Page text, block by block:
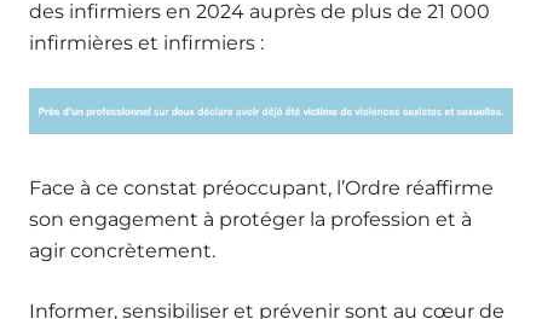
des infirmiers en 2024 auprès de plus de 21 000
infirmières et infirmiers :
Face à ce constat préoccupant, l’Ordre réaffirme
son engagement à protéger la profession et à
agir concrètement.
Informer, sensibiliser et prévenir sont au cœur de